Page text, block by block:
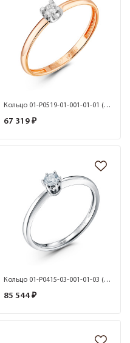
Кольцо 01-P0519-01-001-01-01 (Au 585)
67 319 ₽
Кольцо 01-P0415-03-001-01-03 (Au 585)
85 544 ₽